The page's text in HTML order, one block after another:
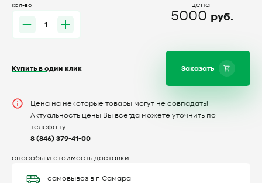
кол-во
цена
5000 руб.
Заказать
Купить в один клик
Цена на некоторые товары могут не совпадать!
Актуальность цены Вы всегда можете уточнить по
телефону
8 (846) 379-41-00
способы и стоимость доставки
самовывоз в г. Самара